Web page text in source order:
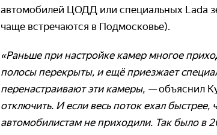
автомобилей ЦОДД или специальных Lada
чаще встречаются в Подмосковье).
«Раньше при настройке камер многое
полосы перекрыты, и ещё приезжает
перенастраивают эти камеры, —объяснил
отключить. И если весь поток ехал
автомобилистам не приходили. Так было в